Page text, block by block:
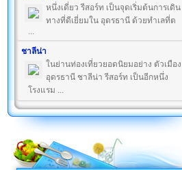
หนึ่งเดี่ยว รีสอร์ท เป็นจุดเริ่มต้นการเดิน
ทางที่ดีเยี่ยมใน อุดรธานี ด้วยทำเลที่ต
...
ชาลีน่า
ในย่านท่องเที่ยวยอดนิยมอย่าง ตัวเมือง
อุดรธานี ชาลีน่า รีสอร์ท เป็นอีกหนึ่ง
โรงแรม ...